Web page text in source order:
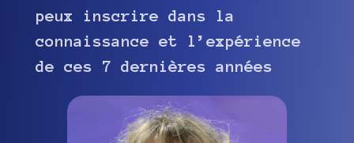
peux inscrire dans la
connaissance et l’expérience
de ces 7 dernières années